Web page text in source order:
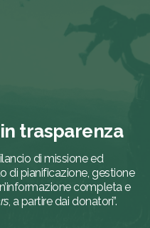
trasparenza
di missione ed
di pianificazione, gestione
completa e
, a partire dai donatori”.